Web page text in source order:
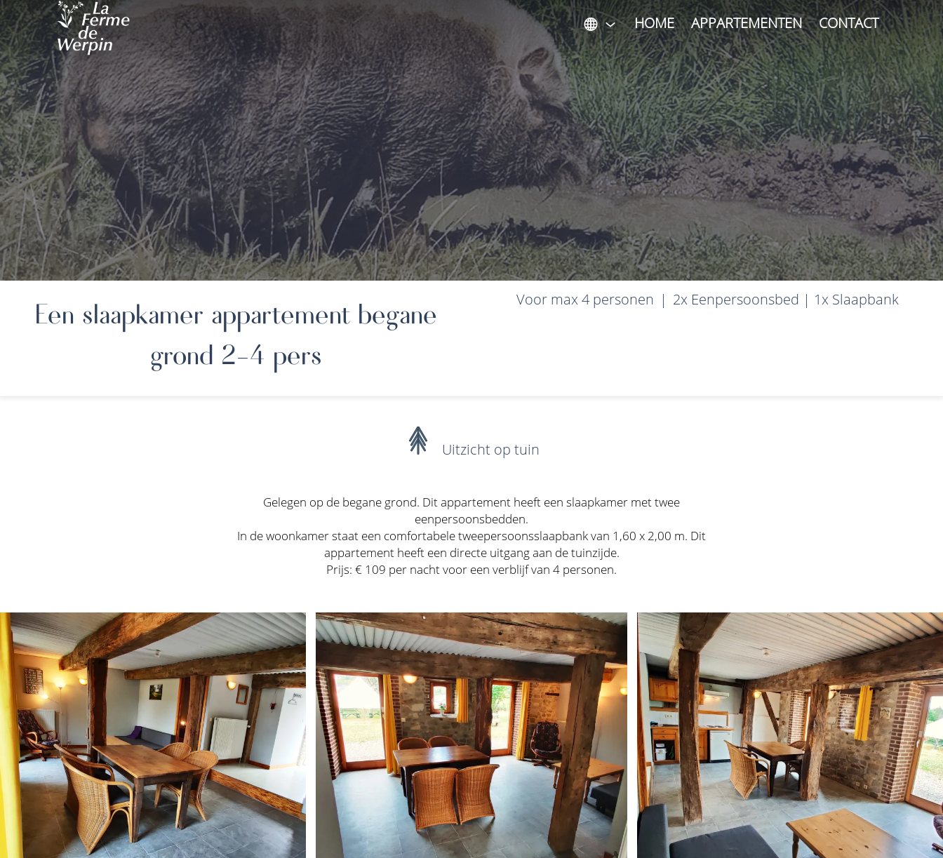
HOME APPARTEMENTEN CONTACT
Een slaapkamer appartement begane
grond 2-4 pers
Voor max 4 personen | 2x Eenpersoonsbed | 1x Slaapbank
Uitzicht op tuin
Gelegen op de begane grond. Dit appartement heeft een slaapkamer met twee
eenpersoonsbedden.
In de woonkamer staat een comfortabele tweepersoonsslaapbank van 1,60 x 2,00 m. Dit
appartement heeft een directe uitgang aan de tuinzijde.
Prijs: € 109 per nacht voor een verblijf van 4 personen.